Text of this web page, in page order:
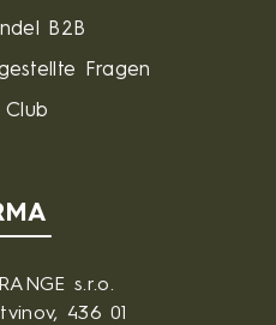
B2B
Fragen
Club
s.r.o.
436 01